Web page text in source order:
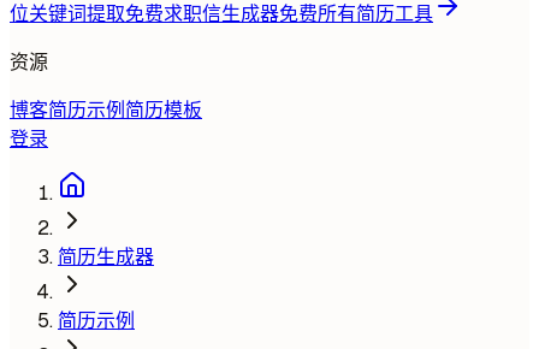
位关键词提取免费求职信生成器免费所有简历工具
资源
博客简历示例 简历模板
登录
简历生成器
简历示例